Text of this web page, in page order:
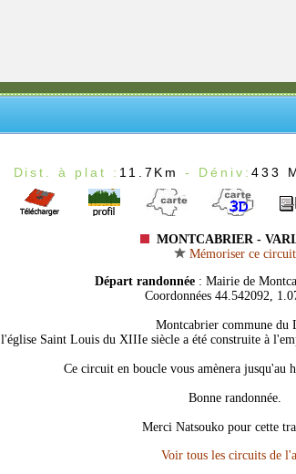
Dist. à plat : 11.7Km - Déniv: 433
MONTCABRIER -
Mémoriser ce circuit
Départ randonnée : Mairie de
Coordonnées 44.542092,
Montcabrier commune du
l'église Saint Louis du XIIIe siècle a été construite à
Ce circuit en boucle vous amènera jusqu'au
Bonne randonnée.
Merci Natsouko pour cette